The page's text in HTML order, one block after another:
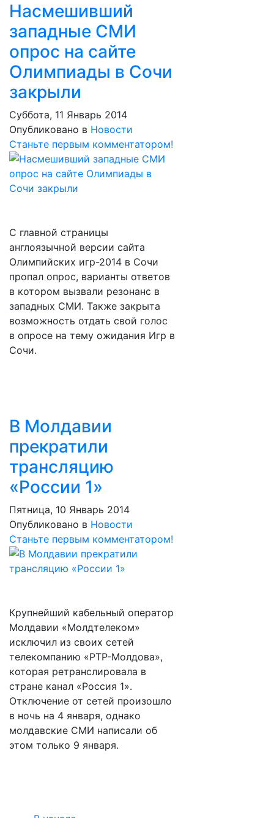
Насмешивший
западные СМИ
опрос на сайте
Олимпиады в Сочи
закрыли
Суббота, 11 Январь 2014
Опубликовано в Новости
Станьте первым комментатором!
С главной страницы
англоязычной версии сайта
Олимпийских игр-2014 в Сочи
пропал опрос, варианты ответов
в котором вызвали резонанс в
западных СМИ. Также закрыта
возможность отдать свой голос
в опросе на тему ожидания Игр в
Сочи.
В Молдавии
прекратили
трансляцию
«России 1»
Пятница, 10 Январь 2014
Опубликовано в Новости
Станьте первым комментатором!
Крупнейший кабельный оператор
Молдавии «Молдтелеком»
исключил из своих сетей
телекомпанию «РТР-Молдова»,
которая ретранслировала в
стране канал «Россия 1».
Отключение от сетей произошло
в ночь на 4 января, однако
молдавские СМИ написали об
этом только 9 января.